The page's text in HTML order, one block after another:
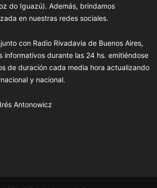
do Iguazú). Además, brindamos
en nuestras redes sociales.
con Radio Rivadavia de Buenos Aires,
informativos durante las 24 hs. emitiéndose
de duración cada media hora actualizando
y nacional.
Antonowicz